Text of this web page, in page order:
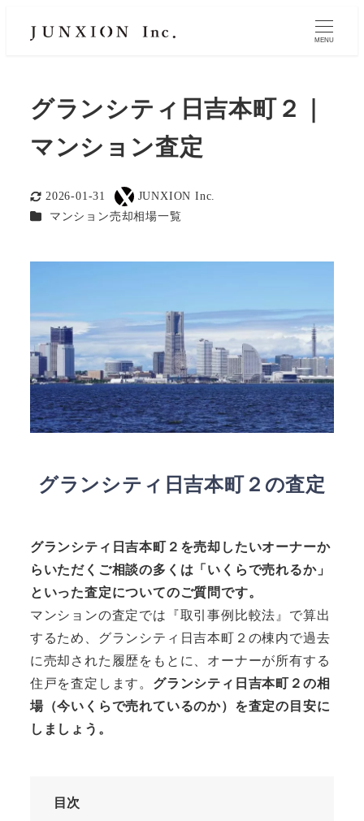
MENU
グランシティ日吉本町２｜
マンション査定
更新日
2026-01-31
著
者
JUNXION Inc.
カテゴリー
マンション売却相場一覧
グランシティ日吉本町２の査定
グランシティ日吉本町２を売却したいオーナーか
らいただくご相談の多くは「いくらで売れるか」
といった査定についてのご質問です。
マンションの査定では『取引事例比較法』で算出
するため、グランシティ日吉本町２の棟内で過去
に売却された履歴をもとに、オーナーが所有する
住戸を査定します。 グランシティ日吉本町２の相
場（今いくらで売れているのか）を査定の目安に
しましょう。
目次